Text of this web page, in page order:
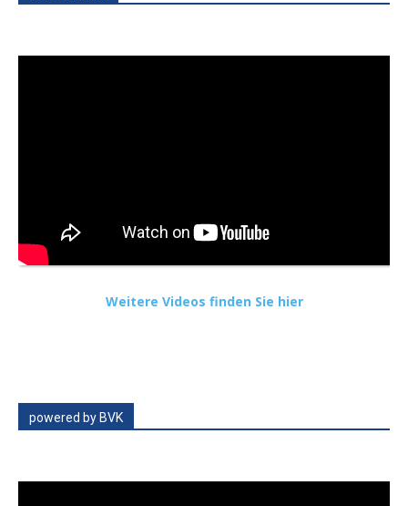
Weitere Videos finden Sie hier
powered by BVK